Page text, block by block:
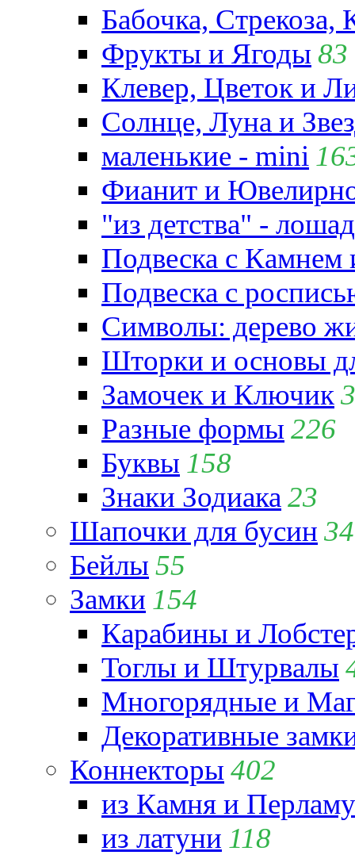
Бабочка,
Фрукты и Ягоды 83
Клевер, Цветок и
Солнце, Луна и
маленькие - mini
Фианит и
"из детства" -
Подвеска с
Подвеска с
Символы: дерево
Шторки и основы
Замочек и Ключик
Разные формы 226
Буквы 158
Знаки Зодиака 23
Шапочки для бусин 34
Бейлы 55
Замки 154
Карабины и
Тоглы и Штурвалы
Многорядные и
Декоративные
Коннекторы 402
из Камня и
из латуни 118